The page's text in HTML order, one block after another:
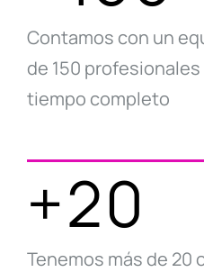
Contamos con un
de 150
tiempo completo
+20
Tenemos más de 20